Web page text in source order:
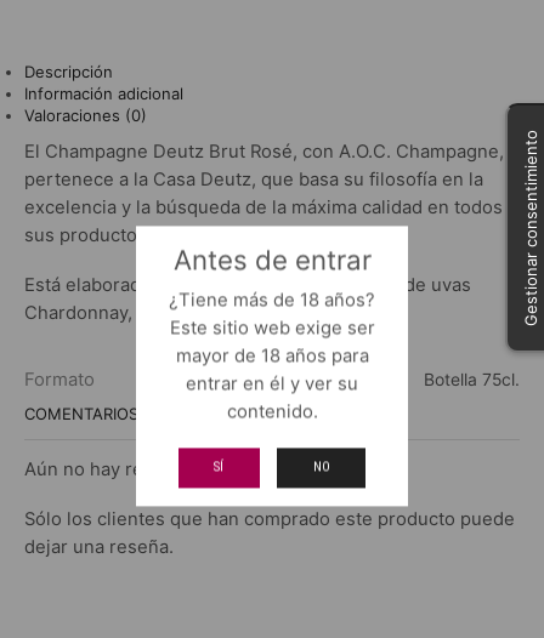
Antes de entrar
¿Tiene más de 18 años?
Este sitio web exige ser
mayor de 18 años para
entrar en él y ver su
contenido.
SÍ NO
Descripción
Información adicional
Valoraciones (0)
El Champagne Deutz Brut Rosé, con A.O.C. Champagne,
pertenece a la Casa Deutz, que basa su filosofía en la
excelencia y la búsqueda de la máxima calidad en todos
sus productos.
Está elaborado por una excelente selección de uvas
Chardonnay, Pinot Noir y Pinot Meunier.
Formato
Botella 75cl.
COMENTARIOS
Aún no hay reseñas.
Sólo los clientes que han comprado este producto puede
dejar una reseña.
Gestionar consentimiento